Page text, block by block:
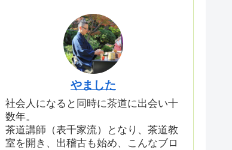
やました
社会人になると同時に茶道に出会い十
数年。
茶道講師（表千家流）となり、茶道教
室を開き、出稽古も始め、こんなブロ